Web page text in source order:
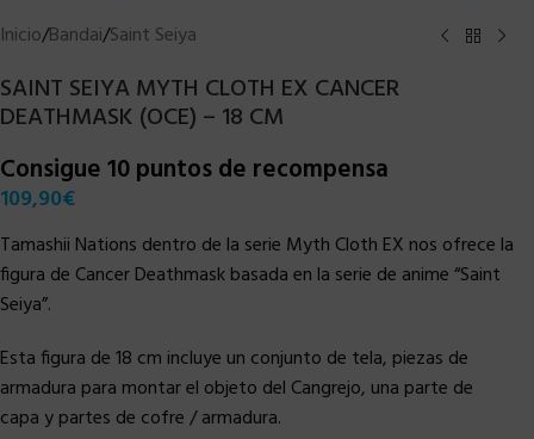
Inicio/Bandai/Saint Seiya
SAINT SEIYA MYTH CLOTH EX CANCER
DEATHMASK (OCE) – 18 CM
Consigue 10 puntos de recompensa
109,90€
Tamashii Nations dentro de la serie Myth Cloth EX nos ofrece la
figura de Cancer Deathmask basada en la serie de anime “Saint
Seiya”.
Esta figura de 18 cm incluye un conjunto de tela, piezas de
armadura para montar el objeto del Cangrejo, una parte de
capa y partes de cofre / armadura.